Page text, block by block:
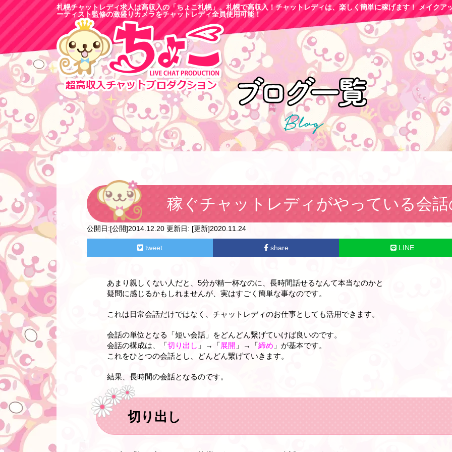
札幌チャットレディ求人は高収入の「ちょこ札幌」。札幌で高収入！チャットレディは、楽しく簡単に稼げます！ メイクア
ーティスト監修の激盛りカメラをチャットレディ全員使用可能！
稼ぐチャットレディがやっている会
公開日:[公開]2014.12.20 更新日: [更新]2020.11.24
tweet share LINE
あまり親しくない人だと、5分が精一杯なのに、長時間話せるなんて本当なのかと
疑問に感じるかもしれませんが、実はすごく簡単な事なのです。
これは日常会話だけではなく、チャットレディのお仕事としても活用できます。
会話の単位となる「短い会話」をどんどん繋げていけば良いのです。
会話の構成は、「切り出し 」→「展開 」→「締め 」が基本です。
これをひとつの会話とし、どんどん繋げていきます。
結果、長時間の会話となるのです。
切り出し